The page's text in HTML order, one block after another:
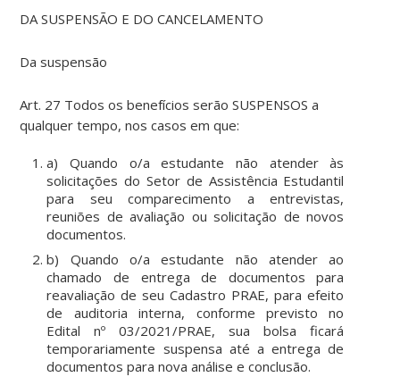
DA SUSPENSÃO E DO CANCELAMENTO
Da suspensão
Art. 27 Todos os benefícios serão SUSPENSOS a
qualquer tempo, nos casos em que:
a) Quando o/a estudante não atender às
solicitações do Setor de Assistência Estudantil
para seu comparecimento a entrevistas,
reuniões de avaliação ou solicitação de novos
documentos.
b) Quando o/a estudante não atender ao
chamado de entrega de documentos para
reavaliação de seu Cadastro PRAE, para efeito
de auditoria interna, conforme previsto no
Edital nº 03/2021/PRAE, sua bolsa ficará
temporariamente suspensa até a entrega de
documentos para nova análise e conclusão.